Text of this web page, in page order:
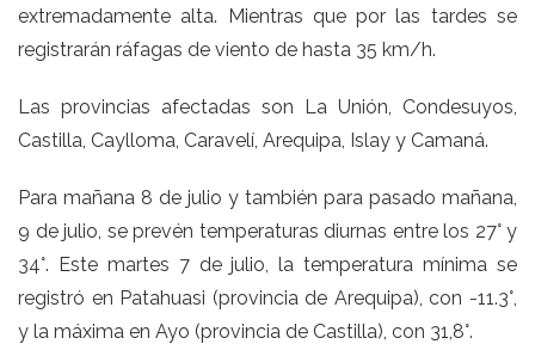
extremadamente alta. Mientras que por las tardes se
registrarán ráfagas de viento de hasta 35 km/h.
Las provincias afectadas son La Unión, Condesuyos,
Castilla, Caylloma, Caravelí, Arequipa, Islay y Camaná.
Para mañana 8 de julio y también para pasado mañana,
9 de julio, se prevén temperaturas diurnas entre los 27° y
34°. Este martes 7 de julio, la temperatura mínima se
registró en Patahuasi (provincia de Arequipa), con -11.3°,
y la máxima en Ayo (provincia de Castilla), con 31,8°.